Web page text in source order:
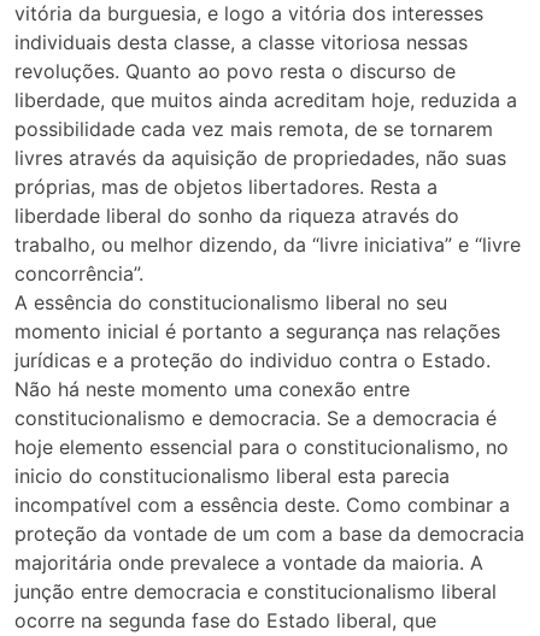
vitória da burguesia, e logo a vitória dos interesses
individuais desta classe, a classe vitoriosa nessas
revoluções. Quanto ao povo resta o discurso de
liberdade, que muitos ainda acreditam hoje, reduzida a
possibilidade cada vez mais remota, de se tornarem
livres através da aquisição de propriedades, não suas
próprias, mas de objetos libertadores. Resta a
liberdade liberal do sonho da riqueza através do
trabalho, ou melhor dizendo, da “livre iniciativa” e “livre
concorrência”.
A essência do constitucionalismo liberal no seu
momento inicial é portanto a segurança nas relações
jurídicas e a proteção do individuo contra o Estado.
Não há neste momento uma conexão entre
constitucionalismo e democracia. Se a democracia é
hoje elemento essencial para o constitucionalismo, no
inicio do constitucionalismo liberal esta parecia
incompatível com a essência deste. Como combinar a
proteção da vontade de um com a base da democracia
majoritária onde prevalece a vontade da maioria. A
junção entre democracia e constitucionalismo liberal
ocorre na segunda fase do Estado liberal, que